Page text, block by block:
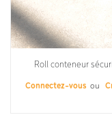
Roll conteneur
Connectez-vous ou